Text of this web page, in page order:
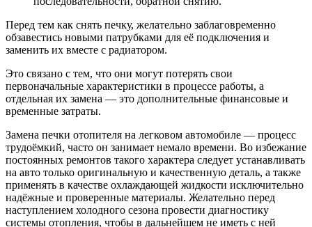
Перед тем как снять печку, желательно заблаговременно
обзавестись новыми патрубками для её подключения и
заменить их вместе с радиатором.
Это связано с тем, что они могут потерять свои
первоначальные характеристики в процессе работы, а
отдельная их замена — это дополнительные финансовые и
временные затраты.
Замена печки отопителя на легковом автомобиле — процесс
трудоёмкий, часто он занимает немало времени. Во избежание
постоянных ремонтов такого характера следует устанавливать
на авто только оригинальную и качественную деталь, а также
применять в качестве охлаждающей жидкости исключительно
надёжные и проверенные материалы. Желательно перед
наступлением холодного сезона провести диагностику
системы отопления, чтобы в дальнейшем не иметь с ней